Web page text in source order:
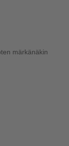
märkänäkin